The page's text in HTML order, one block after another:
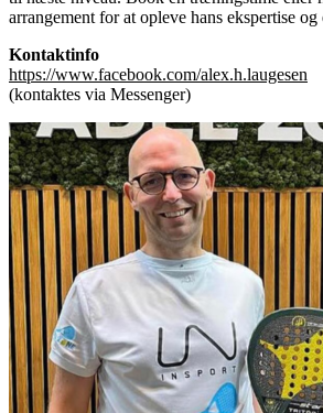
arrangement for at opleve hans ekspertise
Kontaktinfo
https://www.facebook.com/alex.h.laugesen
(kontaktes via Messenger)